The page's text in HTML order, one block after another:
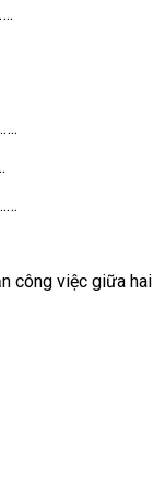
công việc giữa hai